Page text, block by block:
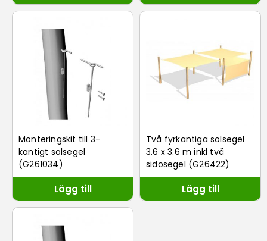
Monteringskit till 3-
kantigt solsegel
(G261034)
Lägg till
Två fyrkantiga solsegel
3.6 x 3.6 m inkl två
sidosegel (G26422)
Lägg till